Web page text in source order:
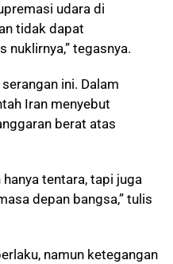
udara di
tidak dapat
tegasnya.
ini. Dalam
Iran menyebut
berat atas
tentara, tapi juga
depan bangsa,” tulis
namun ketegangan